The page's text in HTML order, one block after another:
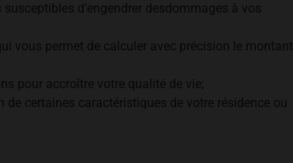
d’engendrer desdommages à vos
vous permet de calculer avec précision le montant
pour accroître votre qualité de vie;
certaines caractéristiques de votre résidence ou